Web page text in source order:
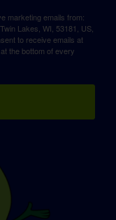
marketing emails from:
Lakes, WI, 53181, US,
to receive emails at
the bottom of every